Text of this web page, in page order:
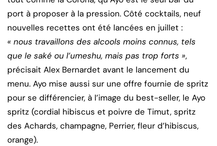
port à proposer à la pression. Côté cocktails, neuf
nouvelles recettes ont été lancées en juillet :
« nous travaillons des alcools moins connus, tels
que le saké ou l’umeshu, mais pas trop forts »,
précisait Alex Bernardet avant le lancement du
menu. Ayo mise aussi sur une offre fournie de spritz
pour se différencier, à l’image du best-seller, le Ayo
spritz (cordial hibiscus et poivre de Timut, spritz
des Achards, champagne, Perrier, fleur d’hibiscus,
orange).